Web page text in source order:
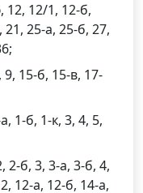
12, 12/1, 12-б,
21, 25-а, 25-б, 27,
15-б, 15-в, 17-
1-б, 1-к, 3, 4, 5,
б, 3, 3-а, 3-б, 4,
12-а, 12-б, 14-а,